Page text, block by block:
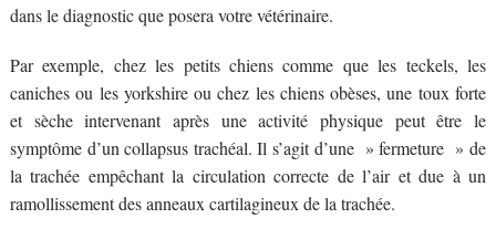
dans le diagnostic que posera votre vétérinaire.
Par exemple, chez les petits chiens comme que les teckels, les
caniches ou les yorkshire ou chez les chiens obèses, une toux forte
et sèche intervenant après une activité physique peut être le
symptôme d’un collapsus trachéal. Il s’agit d’une » fermeture » de
la trachée empêchant la circulation correcte de l’air et due à un
ramollissement des anneaux cartilagineux de la trachée.